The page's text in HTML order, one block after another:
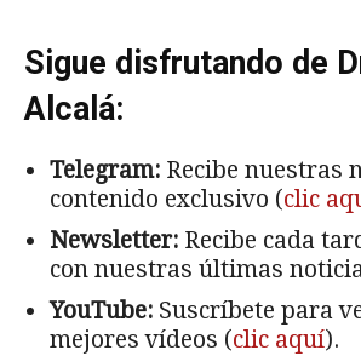
Sigue disfrutando de
Alcalá:
Telegram: Recibe nuestras
contenido exclusivo (clic
Newsletter: Recibe cada
con nuestras últimas
YouTube: Suscríbete para
mejores vídeos (clic aquí).